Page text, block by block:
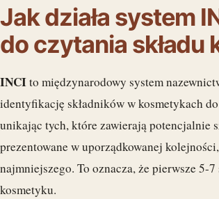
Jak działa system
do czytania składu
INCIto międzynarodowy system
identyfikację składników w kosmetykach
unikając tych, które zawierają potencjalnie
prezentowane w uporządkowanej
najmniejszego. To oznacza, że pierwsze 5-
kosmetyku.